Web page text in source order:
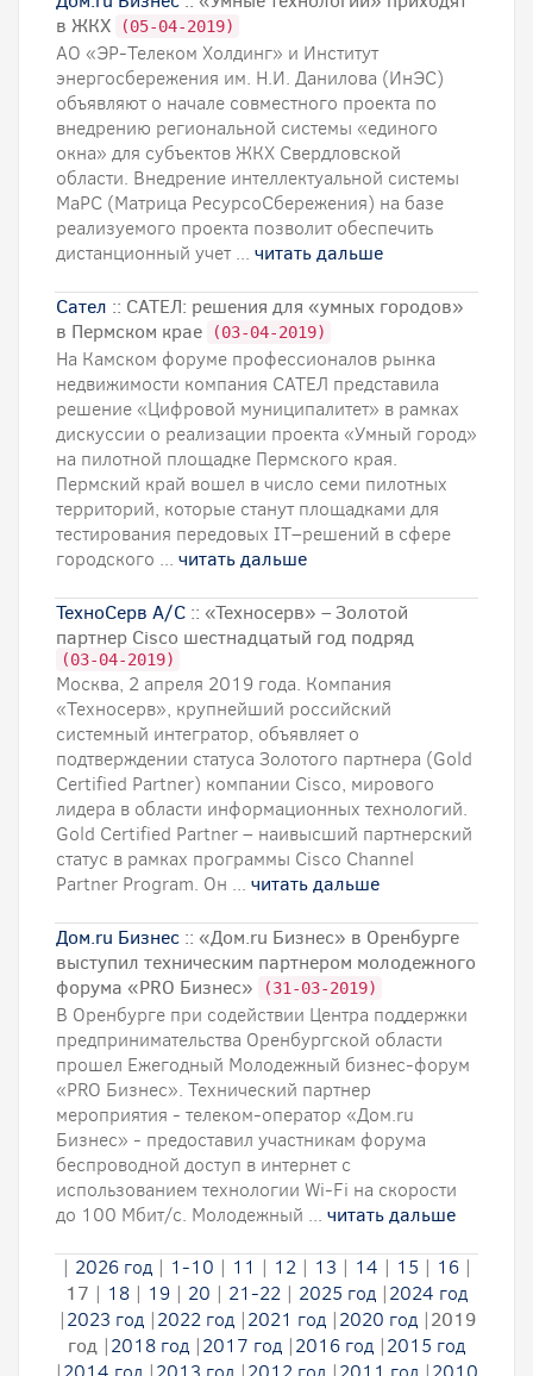
в ЖКХ
(05-04-2019)
АО «ЭР-Телеком Холдинг» и Институт
энергосбережения им. Н.И. Данилова (ИнЭС)
объявляют о начале совместного проекта по
внедрению региональной системы «единого
окна» для субъектов ЖКХ Свердловской
области. Внедрение интеллектуальной системы
МаРС (Матрица РесурсоСбережения) на базе
реализуемого проекта позволит обеспечить
дистанционный учет ... читать дальше
Сател :: САТЕЛ: решения для «умных городов»
в Пермском крае
(03-04-2019)
На Камском форуме профессионалов рынка
недвижимости компания САТЕЛ представила
решение «Цифровой муниципалитет» в рамках
дискуссии о реализации проекта «Умный город»
на пилотной площадке Пермского края.
Пермский край вошел в число семи пилотных
территорий, которые станут площадками для
тестирования передовых IT–решений в сфере
городского ... читать дальше
ТехноСерв А/С :: «Техносерв» – Золотой
партнер Cisco шестнадцатый год подряд
(03-04-2019)
Москва, 2 апреля 2019 года. Компания
«Техносерв», крупнейший российский
системный интегратор, объявляет о
подтверждении статуса Золотого партнера (Gold
Certified Partner) компании Cisco, мирового
лидера в области информационных технологий.
Gold Certified Partner – наивысший партнерский
статус в рамках программы Cisco Channel
Partner Program. Он ... читать дальше
Дом.ru Бизнес :: «Дом.ru Бизнес» в Оренбурге
выступил техническим партнером молодежного
форума «PRO Бизнес»
(31-03-2019)
В Оренбурге при содействии Центра поддержки
предпринимательства Оренбургской области
прошел Ежегодный Молодежный бизнес-форум
«PRO Бизнес». Технический партнер
мероприятия - телеком-оператор «Дом.ru
Бизнес» - предоставил участникам форума
беспроводной доступ в интернет с
использованием технологии Wi-Fi на скорости
до 100 Мбит/с. Молодежный ... читать дальше
| 2026 год| 1-10 | 11 | 12| 13 | 14 | 15 | 16|
17 | 18 | 19 | 20 | 21-22 | 2025 год |2024 год
|2023 год|2022 год|2021 год|2020 год|2019
год |2018 год |2017 год |2016 год |2015 год